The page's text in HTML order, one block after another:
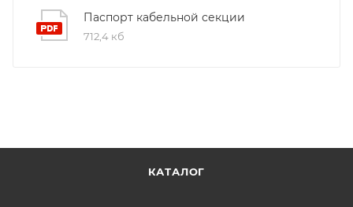
Паспорт кабельной секции
712,4 кб
КАТАЛОГ